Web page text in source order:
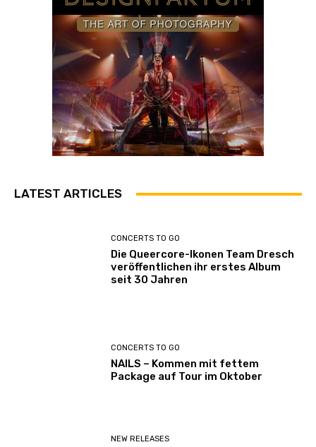
LATEST ARTICLES
CONCERTS TO GO
Die Queercore-Ikonen Team Dresch
veröffentlichen ihr erstes Album
seit 30 Jahren
CONCERTS TO GO
NAILS – Kommen mit fettem
Package auf Tour im Oktober
NEW RELEASES